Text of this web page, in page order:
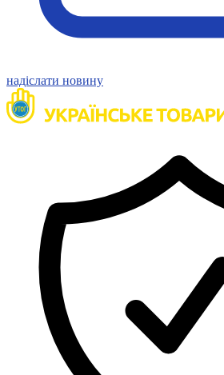
надіслати новину